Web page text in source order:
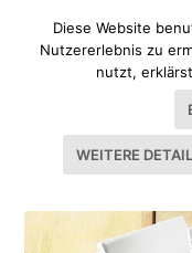
SCHLAGWORT:
Diese Website
Nutzererlebnis zu
nutzt,
WEITERE